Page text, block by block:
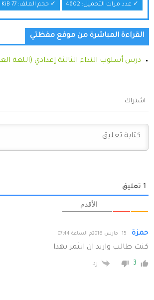
✓ عدد مرات التحميل: 4602 ✓ حجم الملف: 77 KiB
القراءة المباشرة من موقع مفظتي
درس أسلوب النداء الثالثة إعدادي (اللغة
اشتراك
1 تعليق
الأقدم
حمزة 15 مارس 2016م الساعة 07:44
كنت طالب واريد ان اتثمر بهذا
3 رد